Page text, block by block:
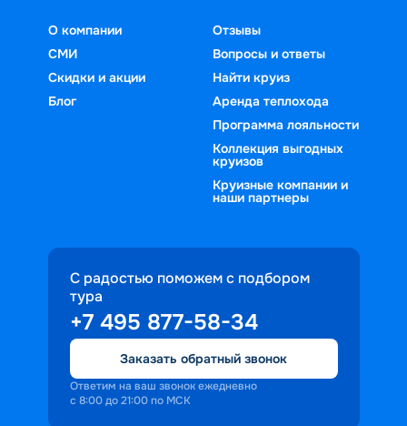
О компании
СМИ
Скидки и акции
Блог
Отзывы
Вопросы и ответы
Найти круиз
Аренда теплохода
Программа лояльности
Коллекция выгодных
круизов
Круизные компании и
наши партнеры
С радостью поможем с подбором
тура
+7 495 877-58-34
Заказать обратный звонок
Ответим на ваш звонок ежедневно
с 8:00 до 21:00 по МСК